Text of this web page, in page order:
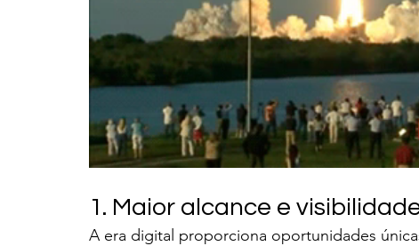
1. Maior alcance e
A era digital proporciona oportunidades